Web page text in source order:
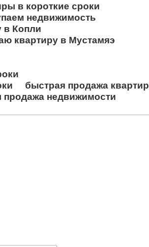
в короткие сроки
недвижимость
в Копли
квартиру в Мустамяэ
быстрая продажа квартир
продажа недвижимости